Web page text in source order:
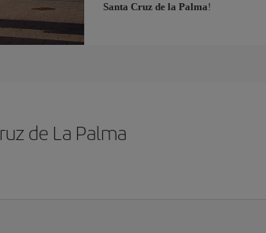
Santa Cruz de la Palma!
de La Palma